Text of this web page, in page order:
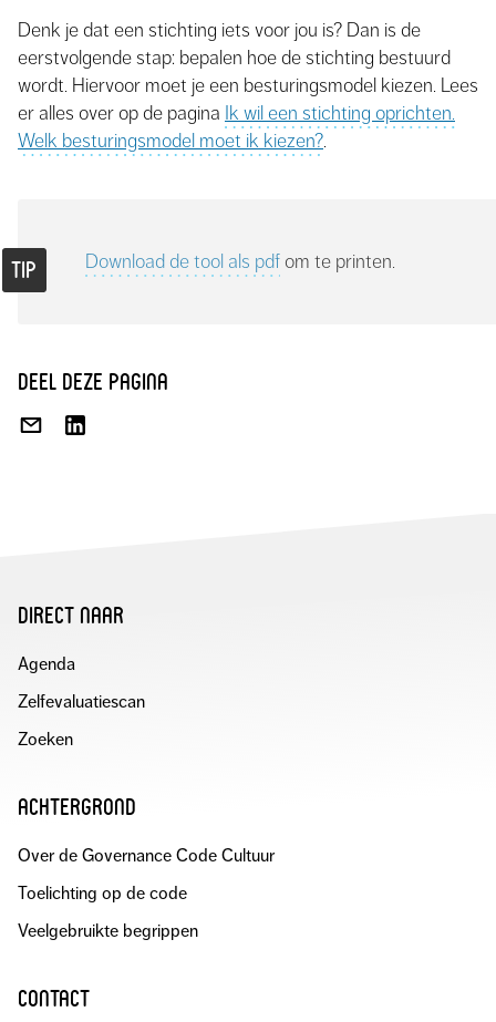
Denk je dat een stichting iets voor jou is? Dan is de
eerstvolgende stap: bepalen hoe de stichting bestuurd
wordt. Hiervoor moet je een besturingsmodel kiezen. Lees
er alles over op de pagina Ik wil een stichting oprichten.
Welk besturingsmodel moet ik kiezen?.
Download de tool als pdf om te printen.
deel deze pagina
DEEL
DEEL
direct naar
Agenda
Zelfevaluatiescan
Zoeken
achtergrond
Over de Governance Code Cultuur
Toelichting op de code
Veelgebruikte begrippen
contact